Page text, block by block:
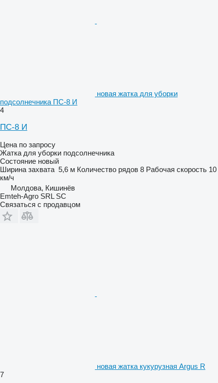
новая жатка для уборки
подсолнечника ПС-8 И
4
ПС-8 И
Цена по запросу
Жатка для уборки подсолнечника
Состояние новый
Ширина захвата 5,6 м Количество рядов 8 Рабочая скорость 10
км/ч
Молдова, Кишинёв
Emteh-Agro SRL SC
Связаться с продавцом
новая жатка кукурузная Argus R
7